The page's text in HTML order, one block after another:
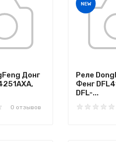
Донг
0 отзывов
NEW
Реле
Фенг
DFL-...